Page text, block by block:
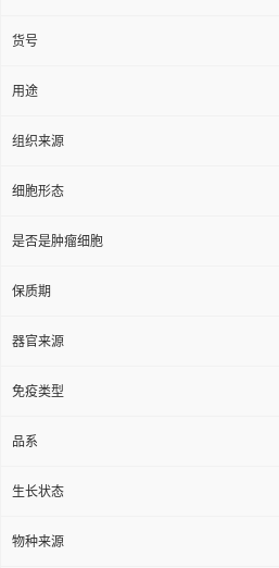
货号
用途
组织来源
细胞形态
是否是肿瘤细胞
保质期
器官来源
免疫类型
品系
生长状态
物种来源